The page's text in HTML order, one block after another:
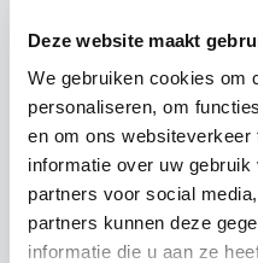
Deze website maakt
We gebruiken cookies om
personaliseren, om
en om ons
informatie over uw
partners voor social
partners kunnen deze
informatie die u aan ze
Inspiratie
Voor jou geregeld
Lees meer